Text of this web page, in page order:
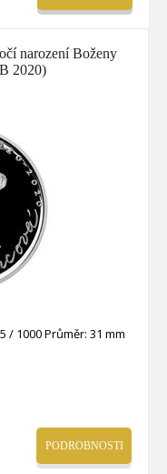
narození Boženy
2020)
/ 1000 Průměr: 31 mm
PODROBNOSTI